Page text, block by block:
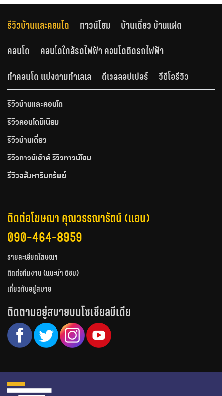
รีวิวบ้านและคอนโด ทาวน์โฮม
บ้านเดี่ยว บ้านแฝด
คอนโด
คอนโดใกล้รถไฟฟ้า คอนโดติดรถไฟฟ้า
ทำคอนโด แบ่งตามทำเลเล
ดีเวลลอปเปอร์ วีดีโอรีวิว
รีวิวบ้านและคอนโด
รีวิวคอนโดมิเนียม
รีวิวบ้านเดี่ยว
รีวิวทาวน์เฮ้าส์ รีวิวทาวน์โฮม
รีวิวอสังหาริมทรัพย์
ติดต่อโฆษณา คุณวรรณารัตน์ (แอน)
090-464-8959
รายละเอียดโฆษณา
ติดต่อทีมงาน (แนะนำ ติชม)
เกี่ยวกับอยู่สบาย
ติดตามอยู่สบายบนโซเชียลมีเดีย